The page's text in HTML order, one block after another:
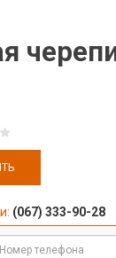
(067) 333-90-28